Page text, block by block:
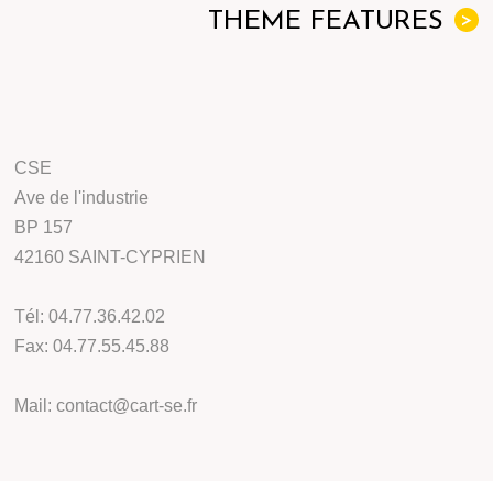
>
THEME FEATURES
CSE
Ave de l'industrie
BP 157
42160 SAINT-CYPRIEN
Tél: 04.77.36.42.02
Fax: 04.77.55.45.88
Mail: contact@cart-se.fr